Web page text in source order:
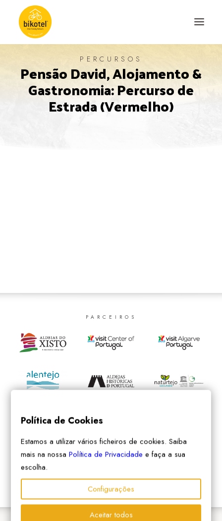
SOBRE NÓS
DESTINOS
ALOJAMENTOS
PERCURSOS
Pensão David, Alojamento &
Gastronomia: Percurso de
Estrada (Vermelho)
PARCEIROS
Política de Cookies
Estamos a utilizar vários ficheiros de cookies. Saiba
mais na nossaPolítica de Privacidade e faça a sua
escolha.
Configurações
Aceitar todos